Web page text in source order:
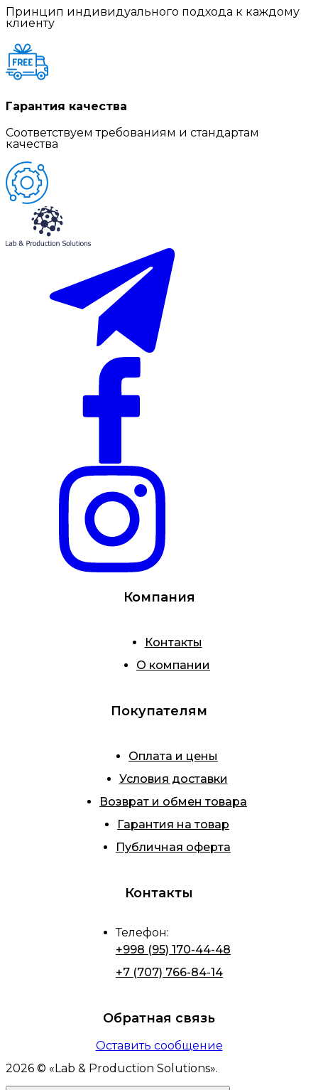
Принцип индивидуального подхода к каждому
клиенту
Гарантия качества
Соответствуем требованиям и стандартам
качества
Компания
Контакты
О компании
Покупателям
Оплата и цены
Условия доставки
Возврат и обмен товара
Гарантия на товар
Публичная оферта
Контакты
Телефон:
+998 (95) 170-44-48
+7 (707) 766-84-14
Обратная связь
Оставить сообщение
2026 © « Lab & Production Solutions».